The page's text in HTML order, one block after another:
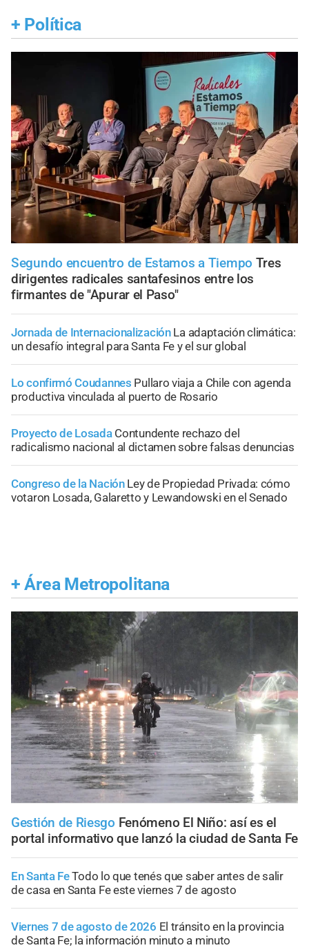
+ Política
Segundo encuentro de Estamos a Tiempo Tres
dirigentes radicales santafesinos entre los
firmantes de "Apurar el Paso"
Jornada de Internacionalización La adaptación climática:
un desafío integral para Santa Fe y el sur global
Lo confirmó Coudannes Pullaro viaja a Chile con agenda
productiva vinculada al puerto de Rosario
Proyecto de Losada Contundente rechazo del
radicalismo nacional al dictamen sobre falsas denuncias
Congreso de la Nación Ley de Propiedad Privada: cómo
votaron Losada, Galaretto y Lewandowski en el Senado
+ Área Metropolitana
Gestión de Riesgo Fenómeno El Niño: así es el
portal informativo que lanzó la ciudad de Santa Fe
En Santa FeTodo lo que tenés que saber antes de salir
de casa en Santa Fe este viernes 7 de agosto
Viernes 7 de agosto de 2026 El tránsito en la provincia
de Santa Fe; la información minuto a minuto